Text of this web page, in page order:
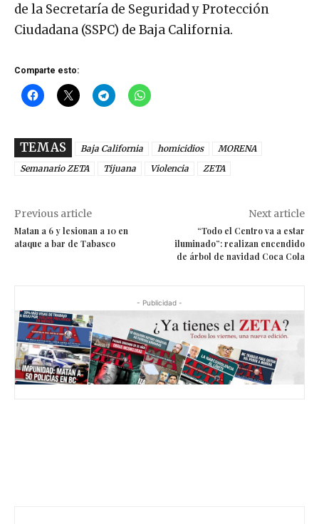
de la Secretaría de Seguridad y Protección
Ciudadana (SSPC) de Baja California.
Comparte esto:
TEMAS Baja California homicidios
MORENA
Semanario ZETA
Tijuana Violencia ZETA
Previous article
Matan a 6 y lesionan a 10 en
ataque a bar de Tabasco
Next article
“Todo el Centro va a estar
iluminado”: realizan encendido
de árbol de navidad Coca Cola
- Publicidad -